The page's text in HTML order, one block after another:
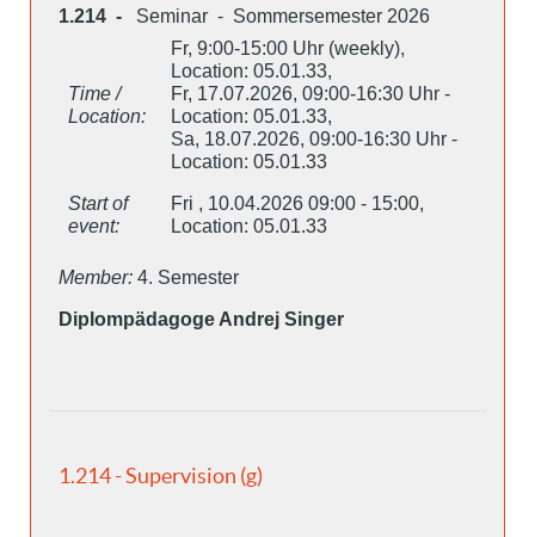
1.214 - Seminar - Sommersemester 2026
Time /
Location:
Fr, 9:00-15:00 Uhr (weekly),
Location: 05.01.33,
Fr, 17.07.2026, 09:00-16:30 Uhr -
Location: 05.01.33,
Sa, 18.07.2026, 09:00-16:30 Uhr -
Location: 05.01.33
Start of
event:
Fri , 10.04.2026 09:00 - 15:00,
Location: 05.01.33
Member: 4. Semester
Diplompädagoge Andrej Singer
1.214 - Supervision (g)